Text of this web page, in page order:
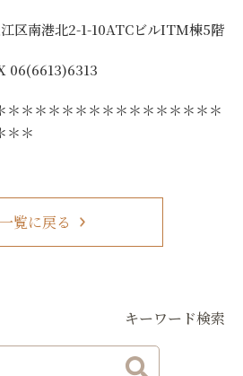
区南港北2-1-10ATCビルITM棟5階
06(6613)6313
＊＊＊＊＊＊＊＊＊＊＊＊＊＊＊＊
＊＊
一覧に戻る
キーワード検索